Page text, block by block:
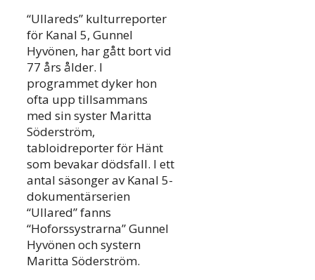
“Ullareds” kulturreporter
för Kanal 5, Gunnel
Hyvönen, har gått bort vid
77 års ålder. I
programmet dyker hon
ofta upp tillsammans
med sin syster Maritta
Söderström,
tabloidreporter för Hänt
som bevakar dödsfall. I ett
antal säsonger av Kanal 5-
dokumentärserien
“Ullared” fanns
“Hoforssystrarna” Gunnel
Hyvönen och systern
Maritta Söderström.